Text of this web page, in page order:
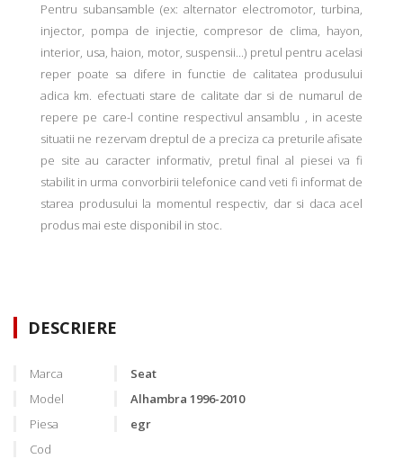
Pentru subansamble (ex: alternator electromotor, turbina,
injector, pompa de injectie, compresor de clima, hayon,
interior, usa, haion, motor, suspensii...) pretul pentru acelasi
reper poate sa difere in functie de calitatea produsului
adica km. efectuati stare de calitate dar si de numarul de
repere pe care-l contine respectivul ansamblu , in aceste
situatii ne rezervam dreptul de a preciza ca preturile afisate
pe site au caracter informativ, pretul final al piesei va fi
stabilit in urma convorbirii telefonice cand veti fi informat de
starea produsului la momentul respectiv, dar si daca acel
produs mai este disponibil in stoc.
DESCRIERE
Marca
Seat
Model
Alhambra 1996-2010
Piesa
egr
Cod